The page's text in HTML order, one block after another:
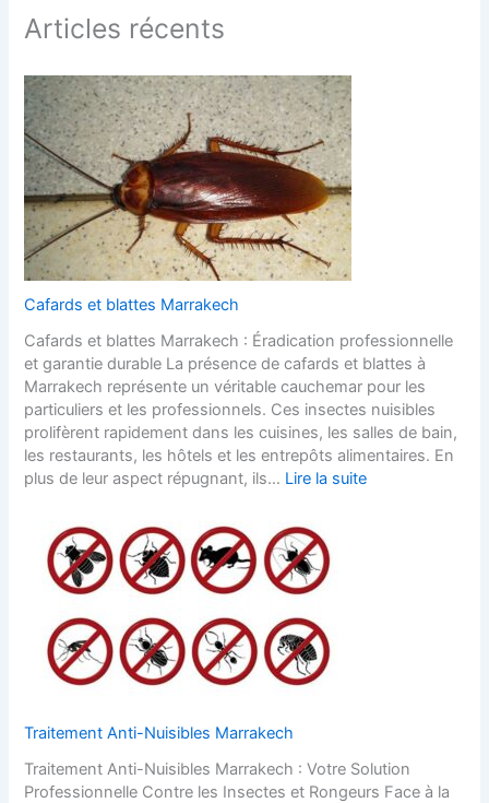
Articles récents
Cafards et blattes Marrakech
Cafards et blattes Marrakech : Éradication professionnelle
et garantie durable La présence de cafards et blattes à
Marrakech représente un véritable cauchemar pour les
particuliers et les professionnels. Ces insectes nuisibles
prolifèrent rapidement dans les cuisines, les salles de bain,
les restaurants, les hôtels et les entrepôts alimentaires. En
plus de leur aspect répugnant, ils… Lire la suite
Traitement Anti-Nuisibles Marrakech
Traitement Anti-Nuisibles Marrakech : Votre Solution
Professionnelle Contre les Insectes et Rongeurs Face à la